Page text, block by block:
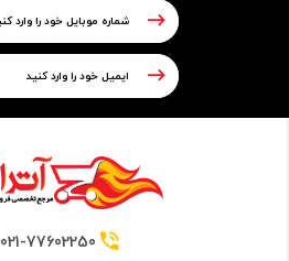
پردازنده
021-77602250